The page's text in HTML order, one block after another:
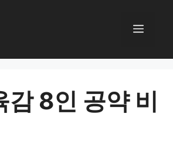
메
감 8인 공약 비